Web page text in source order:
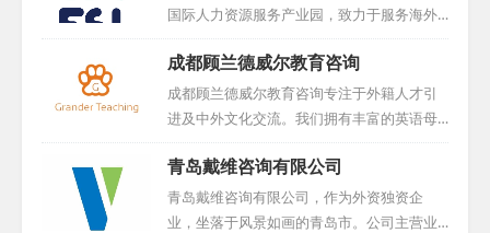
务。多年来，我们成功为国内众多学校及机
构输送了大批优秀外籍教师，积累了丰富的
选聘经验。在外教培养与管理方面，我们采
用卓有成效的方法，并推动国内外基础教育
实验项目在各校的实施，赢得了学校的广泛
化的交流，助力其健康发展。如今，我们已
在广州、佛山、深圳、长沙、西安、成都等
全国多地提供外教服务，期待...
国际人力资源服务产业园，致力于服务海外
教育人才与国内教学机构，搭建起国际化的
桥梁。我们拥有一支专业的引才团队，他们
不仅注重外教的整体素质，更在选拔过程中
严格把关，确保外教水平达到高标准。我们
的目标，是减轻用才机构的用人压力，降低
用人风险，让每一位合作伙伴都能安心、放
心。作为一家靠谱的外教中介机构，我们始
终坚守诚信、专业、高效的服务宗旨，努力
成都顾兰德威尔教育咨询
成都顾兰德威尔教育咨询专注于外籍人才引
进及中外文化交流。我们拥有丰富的英语母
语外籍人才资源，这些人才大多来自英美等
国家，并且多数未曾踏足中国，易于融入并
适应新环境。多年的积累使我们与众多国外
机构和个人建立了紧密合作关系，确保能够
青岛戴维咨询有限公司
青岛戴维咨询有限公司，作为外资独资企
业，坐落于风景如画的青岛市。公司主营业